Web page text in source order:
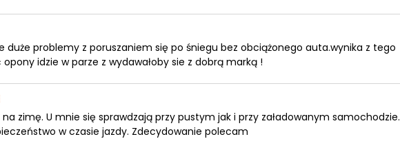
duże problemy z poruszaniem się po śniegu bez obciążonego auta.wynika z tego
opony idzie w parze z wydawałoby sie z dobrą marką !
zimę. U mnie się sprawdzają przy pustym jak i przy załadowanym samochodzie.
w czasie jazdy. Zdecydowanie polecam